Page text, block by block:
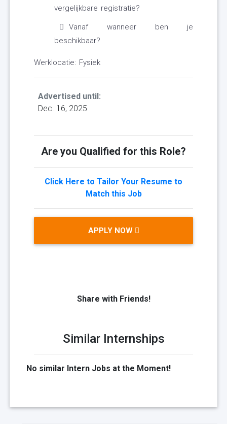
vergelijkbare registratie?
Vanaf wanneer ben je
beschikbaar?
Werklocatie: Fysiek
Advertised until:
Dec. 16, 2025
Are you Qualified for this Role?
Click Here to Tailor Your Resume to
Match this Job
APPLY NOW
Share with Friends!
Similar Internships
No similar Intern Jobs at the Moment!